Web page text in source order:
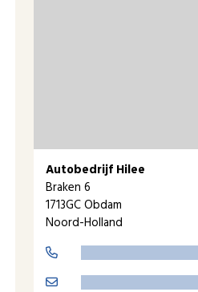
Autobedrijf Hilee
Braken 6
1713GC Obdam
Noord-Holland